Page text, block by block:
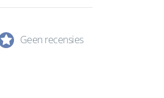
Geen recensies